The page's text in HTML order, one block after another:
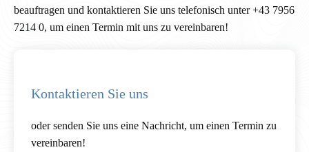
beauftragen und kontaktieren Sie uns telefonisch unter+43 7956
7214 0, um einen Termin mit uns zu vereinbaren!
Kontaktieren Sie uns
oder senden Sie uns eine Nachricht, um einen Termin zu
vereinbaren!